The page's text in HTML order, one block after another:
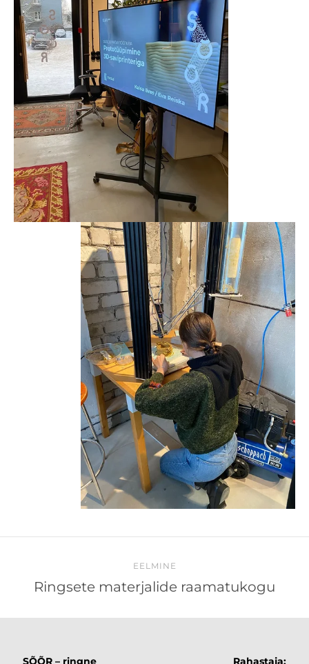
EELMINE
Ringsete materjalide raamatukogu
SÕÕR – ringne Rahastaja: